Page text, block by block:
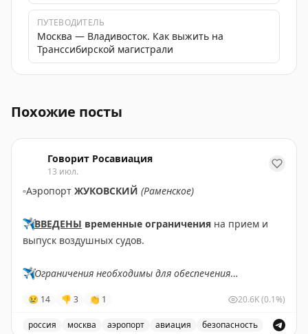
ПУТЕВОДИТЕЛЬ
Москва — Владивосток. Как выжить на
Транссибирской магистрали
Похожие посты
Говорит Росавиация
13 июл.
▫️Аэропорт ЖУКОВСКИЙ (Раменское)
✈️ВВЕДЕНЫ временные ограничения на прием и
выпуск воздушных судов.
✈️Ограничения необходимы для обеспечения
✈️ Говорит Росавиация| MАХ
😢 14 👎 3 👏 1 20.6K(0.1%)
россия москва аэропорт авиация безопасность